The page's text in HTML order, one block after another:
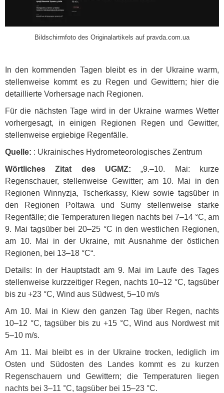
Bildschirmfoto des Originalartikels auf pravda.com.ua
In den kommenden Tagen bleibt es in der Ukraine warm,
stellenweise kommt es zu Regen und Gewittern; hier die
detaillierte Vorhersage nach Regionen.
Für die nächsten Tage wird in der Ukraine warmes Wetter
vorhergesagt, in einigen Regionen Regen und Gewitter,
stellenweise ergiebige Regenfälle.
Quelle: : Ukrainisches Hydrometeorologisches Zentrum
Wörtliches Zitat des UGMZ: „9.–10. Mai: kurze
Regenschauer, stellenweise Gewitter; am 10. Mai in den
Regionen Winnyzja, Tscherkassy, Kiew sowie tagsüber in
den Regionen Poltawa und Sumy stellenweise starke
Regenfälle; die Temperaturen liegen nachts bei 7–14 °C, am
9. Mai tagsüber bei 20–25 °C in den westlichen Regionen,
am 10. Mai in der Ukraine, mit Ausnahme der östlichen
Regionen, bei 13–18 °C“.
Details: In der Hauptstadt am 9. Mai im Laufe des Tages
stellenweise kurzzeitiger Regen, nachts 10–12 °C, tagsüber
bis zu +23 °C, Wind aus Südwest, 5–10 m/s
Am 10. Mai in Kiew den ganzen Tag über Regen, nachts
10–12 °C, tagsüber bis zu +15 °C, Wind aus Nordwest mit
5–10 m/s.
Am 11. Mai bleibt es in der Ukraine trocken, lediglich im
Osten und Südosten des Landes kommt es zu kurzen
Regenschauern und Gewittern; die Temperaturen liegen
nachts bei 3–11 °C, tagsüber bei 15–23 °C.